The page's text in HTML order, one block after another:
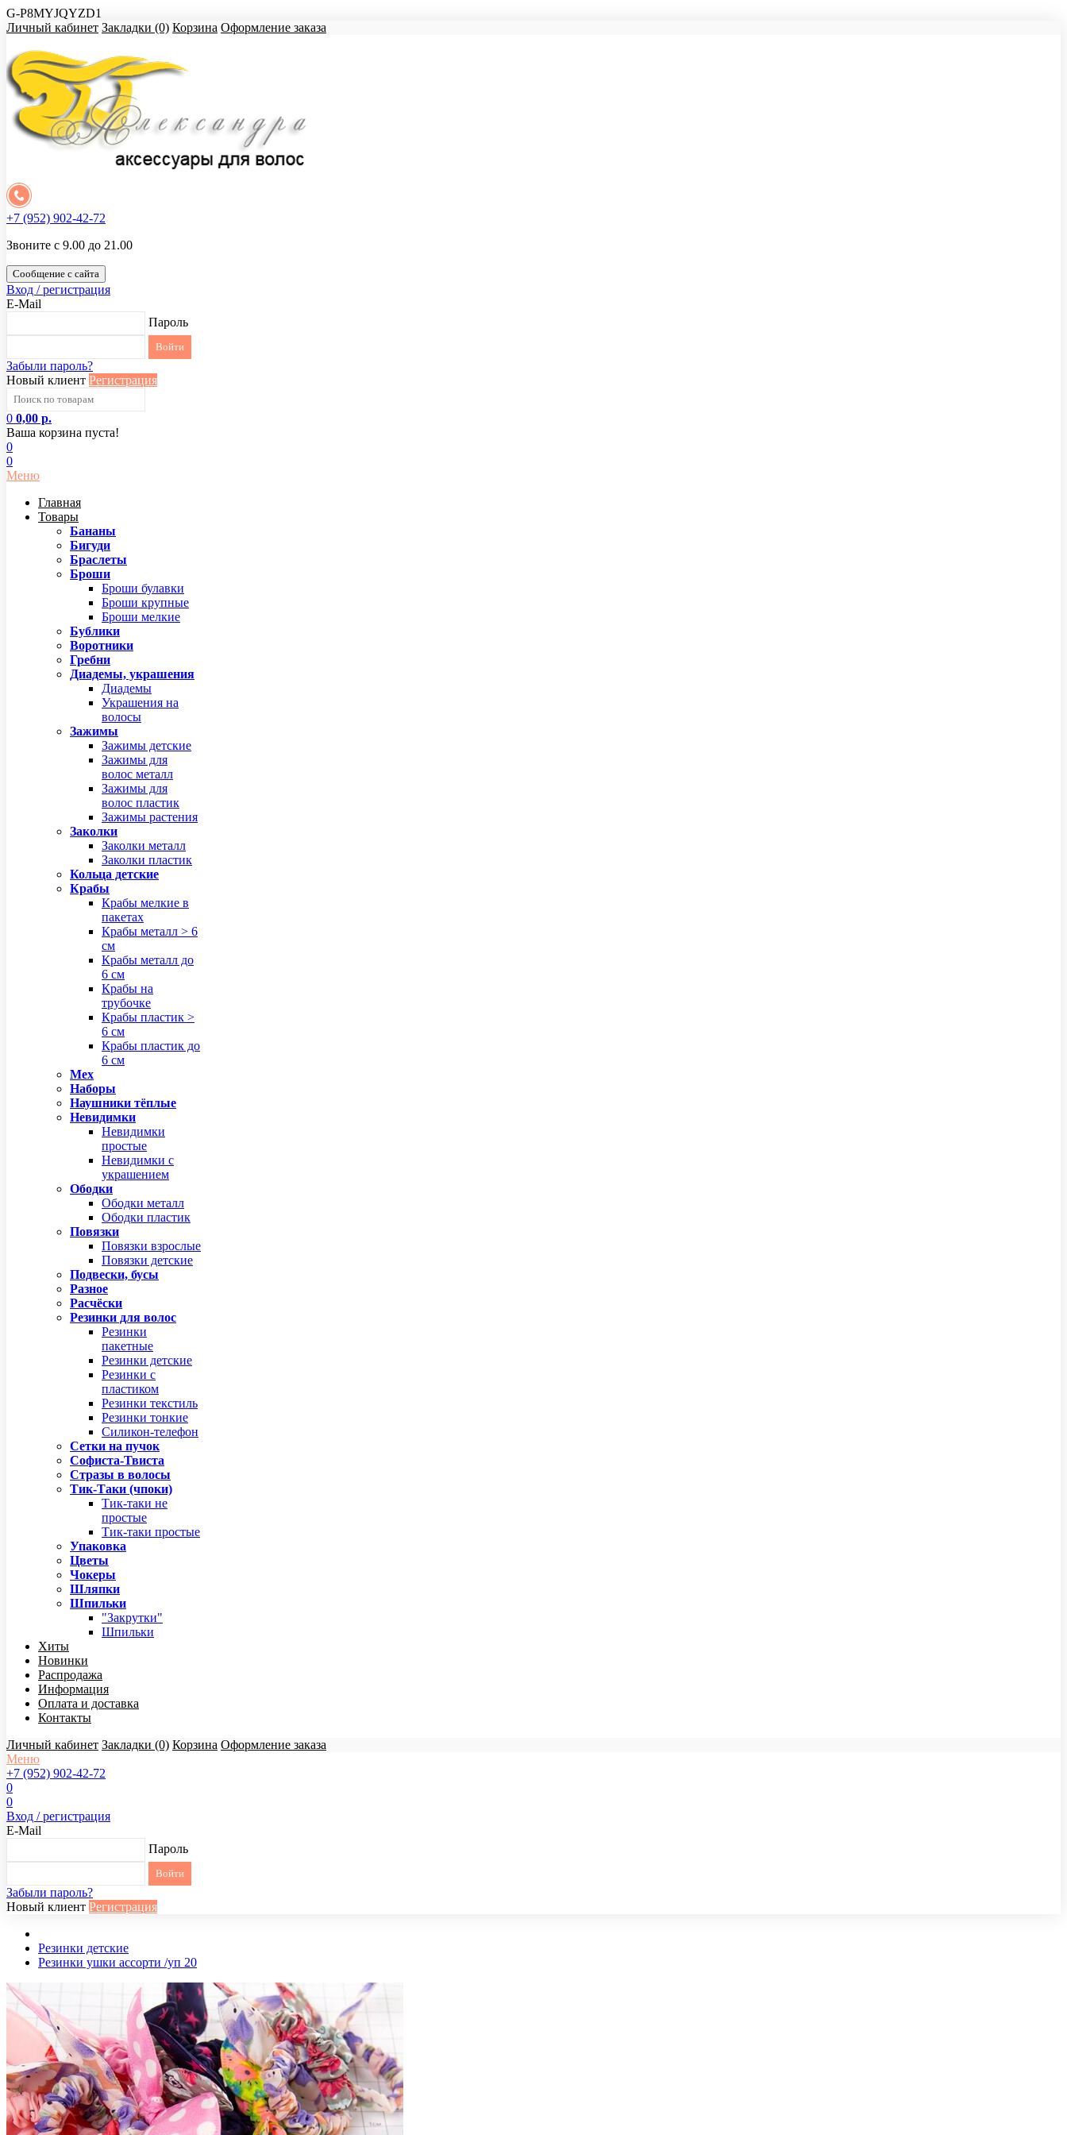
G-P8MYJQYZD1
Личный кабинет Закладки (0) Корзина Оформление заказа
+7 (952) 902-42-72
Звоните с 9.00 до 21.00
Сообщение с сайта
Вход / регистрация
E-Mail
Пароль
Забыли пароль?
Новый клиент Регистрация
0 0,00 р.
Ваша корзина пуста!
0
0
Меню
Главная
Товары
Бананы
Бигуди
Браслеты
Броши
Броши булавки
Броши крупные
Броши мелкие
Бублики
Воротники
Гребни
Диадемы, украшения
Диадемы
Украшения на
волосы
Зажимы
Зажимы детские
Зажимы для
волос металл
Зажимы для
волос пластик
Зажимы растения
Заколки
Заколки металл
Заколки пластик
Кольца детские
Крабы
Крабы мелкие в
пакетах
Крабы металл > 6
см
Крабы металл до
6 см
Крабы на
трубочке
Крабы пластик >
6 см
Крабы пластик до
6 см
Мех
Наборы
Наушники тёплые
Невидимки
Невидимки
простые
Невидимки с
украшением
Ободки
Ободки металл
Ободки пластик
Повязки
Повязки взрослые
Повязки детские
Подвески, бусы
Разное
Расчёски
Резинки для волос
Резинки
пакетные
Резинки детские
Резинки с
пластиком
Резинки текстиль
Резинки тонкие
Силикон-телефон
Сетки на пучок
Софиста-Твиста
Стразы в волосы
Тик-Таки (чпоки)
Тик-таки не
простые
Тик-таки простые
Упаковка
Цветы
Чокеры
Шляпки
Шпильки
"Закрутки"
Шпильки
Хиты
Новинки
Распродажа
Информация
Оплата и доставка
Контакты
Личный кабинет Закладки (0) Корзина Оформление заказа
Меню
+7 (952) 902-42-72
0
0
Вход / регистрация
E-Mail
Пароль
Забыли пароль?
Новый клиент Регистрация
Резинки детские
Резинки ушки ассорти /уп 20